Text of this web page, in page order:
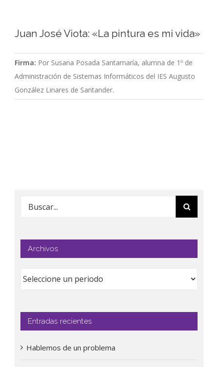
Juan José Viota: «La pintura es mi vida»
Firma: Por Susana Posada Santamaría, alumna de 1º de
Administración de Sistemas Informáticos del IES Augusto
González Linares de Santander.
Buscar:
Archivos
Entradas recientes
Hablemos de un problema